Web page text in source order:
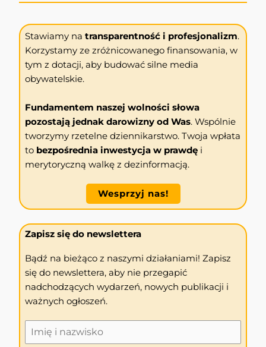
Stawiamy natransparentność i profesjonalizm.
Korzystamy ze zróżnicowanego finansowania, w
tym z dotacji, aby budować silne media
obywatelskie.
Fundamentem naszej wolności słowa
pozostają jednak darowizny od Was. Wspólnie
tworzymy rzetelne dziennikarstwo. Twoja wpłata
to bezpośrednia inwestycja w prawdę i
merytoryczną walkę z dezinformacją.
Wesprzyj nas!
Zapisz się do newslettera
Bądź na bieżąco z naszymi działaniami! Zapisz
się do newslettera, aby nie przegapić
nadchodzących wydarzeń, nowych publikacji i
ważnych ogłoszeń.